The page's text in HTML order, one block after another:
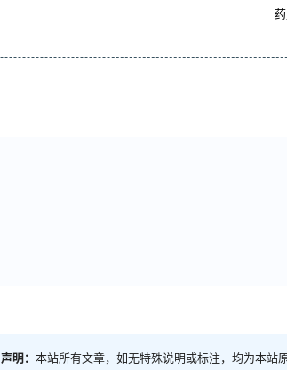
声明： 本站所有文章，如无特殊说明或标注，均为本站